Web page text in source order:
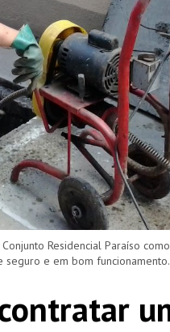
Residencial Paraíso
e em bom funcionamento.